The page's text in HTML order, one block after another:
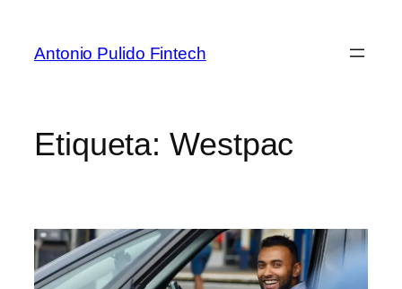
Antonio Pulido Fintech
Etiqueta: Westpac